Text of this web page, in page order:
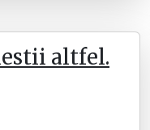
altfel.